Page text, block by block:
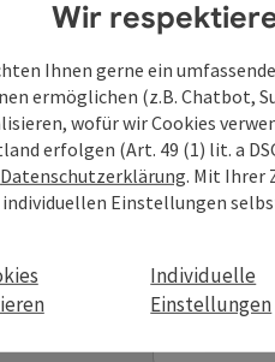
Vorname
Wir
Ihnen gerne ein
ermöglichen (z.B. Chatbot,
wofür wir Cookies
erfolgen (Art. 49 (1) lit. a
Datenschutzerklärung. Mit Ihrer
individuellen Einstellungen
Individuelle
Einstellungen